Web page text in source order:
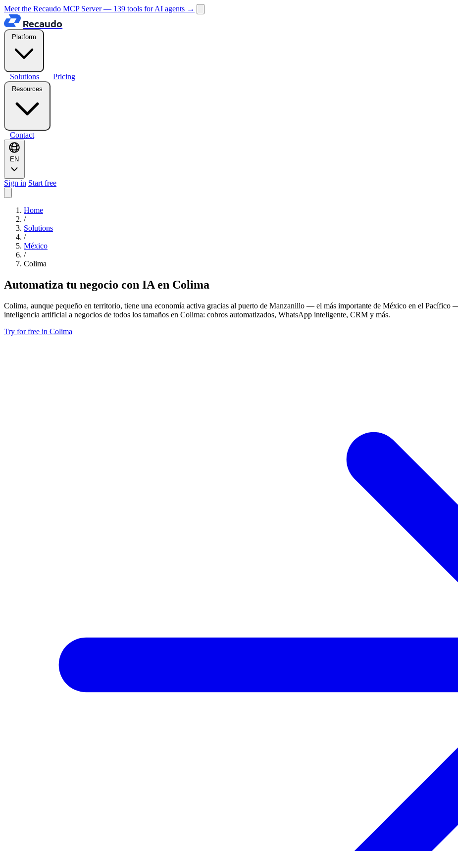
Meet the Recaudo MCP Server — 139 tools for AI agents →
Recaudo
Platform
Solutions Pricing
Resources
Contact
EN
Sign in Start free
Home
/
Solutions
/
México
/
Colima
Automatiza tu negocio con IA en Colima
Colima, aunque pequeño en territorio, tiene una economía activa gracias al puerto de Manzanillo — el más importante de México en el Pacífico
inteligencia artificial a negocios de todos los tamaños en Colima: cobros automatizados, WhatsApp inteligente, CRM y más.
Try for free in Colima